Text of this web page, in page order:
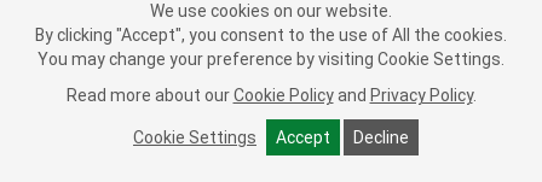
We use cookies on our website. By clicking "Accept", you consent
to the use of All the cookies.
You may change your preference by visiting Cookie Settings.
Read more about our Cookie Policy and Privacy Policy.
Cookie Settings Accept Decline
Copyright © 2008-2026 O’Reilly Auto Parts v OST_3.2.0.0.729 (3) cv1361
catalog_main
Política de privacidad
Ley de transparencia en las cadenas de suministro
de California
We use cookies on our website.
By clicking "Accept", you consent to the use of All the cookies.
You may change your preference by visiting Cookie Settings.
Read more about our Cookie Policy and Privacy Policy.
Cookie Settings Accept Decline